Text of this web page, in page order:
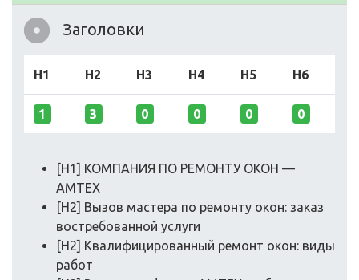
Заголовки
H1 H2 H3 H4 H5 H6
1 3 0 0 0 0
[H1] КОМПАНИЯ ПО РЕМОНТУ ОКОН —
АМТЕХ
[H2] Вызов мастера по ремонту окон: заказ
востребованной услуги
[H2] Квалифицированный ремонт окон: виды
работ